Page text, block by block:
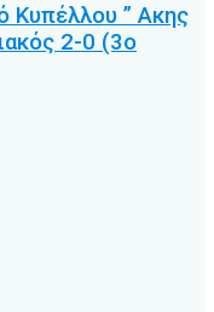
Κυπέλλου ” Ακης
2-0 (3ο